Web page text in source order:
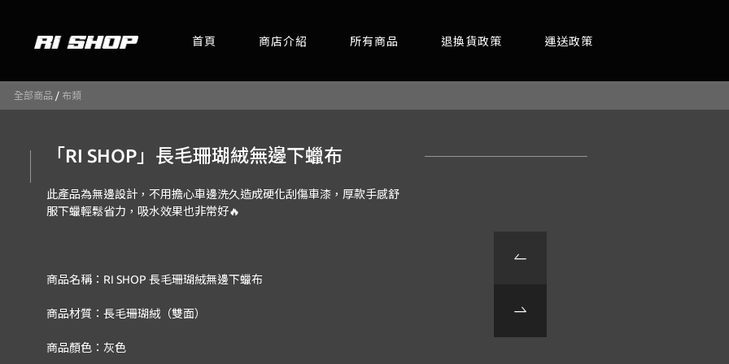
首頁 商店介紹 所有商品 退換貨政策 運送政策
全部商品 / 布類
「RI SHOP」長毛珊瑚絨無邊下蠟布
此產品為無邊設計，不用擔心車邊洗久造成硬化刮傷車漆，厚款手感舒
服下蠟輕鬆省力，吸水效果也非常好🔥
商品名稱：RI SHOP 長毛珊瑚絨無邊下蠟布
商品材質：長毛珊瑚絨（雙面）
商品顏色：灰色